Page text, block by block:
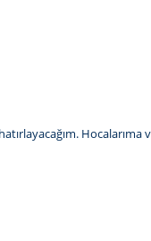
Hocalarıma